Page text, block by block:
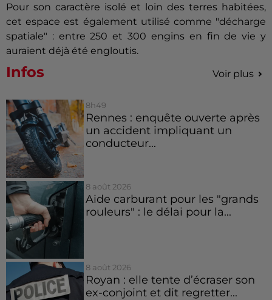
Pour son caractère isolé et loin des terres habitées,
cet espace est également utilisé comme "décharge
spatiale" : entre 250 et 300 engins en fin de vie y
auraient déjà été engloutis.
Infos Voir plus
8h49
Rennes : enquête ouverte après
un accident impliquant un
conducteur...
8 août 2026
Aide carburant pour les "grands
rouleurs" : le délai pour la...
8 août 2026
Royan : elle tente d’écraser son
ex-conjoint et dit regretter...